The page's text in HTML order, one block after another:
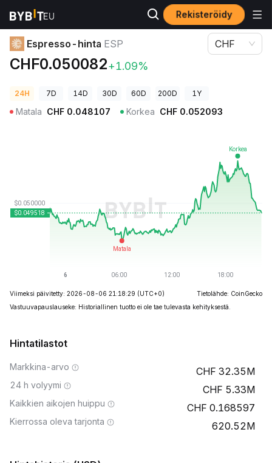
Rekisteröidy
Kryptohinnat
Espresso-hinta ESP
CHF0.050082+1.09%
CHF
24H 7D 14D 30D 60D 200D 1Y
Matala CHF 0.048107 Korkea CHF 0.052093
Viimeksi päivitetty: 2026-08-06 21:18:29 (UTC+0)
Tietolähde: CoinGecko
Vastuuvapauslauseke: Historiallinen tuotto ei ole tae tulevasta kehityksestä.
Hintatilastot
Markkina-arvo 32.35M
24 h volyymi 5.33M
Kaikkien aikojen huippu 0.168597
Kierrossa oleva tarjonta 620.52M